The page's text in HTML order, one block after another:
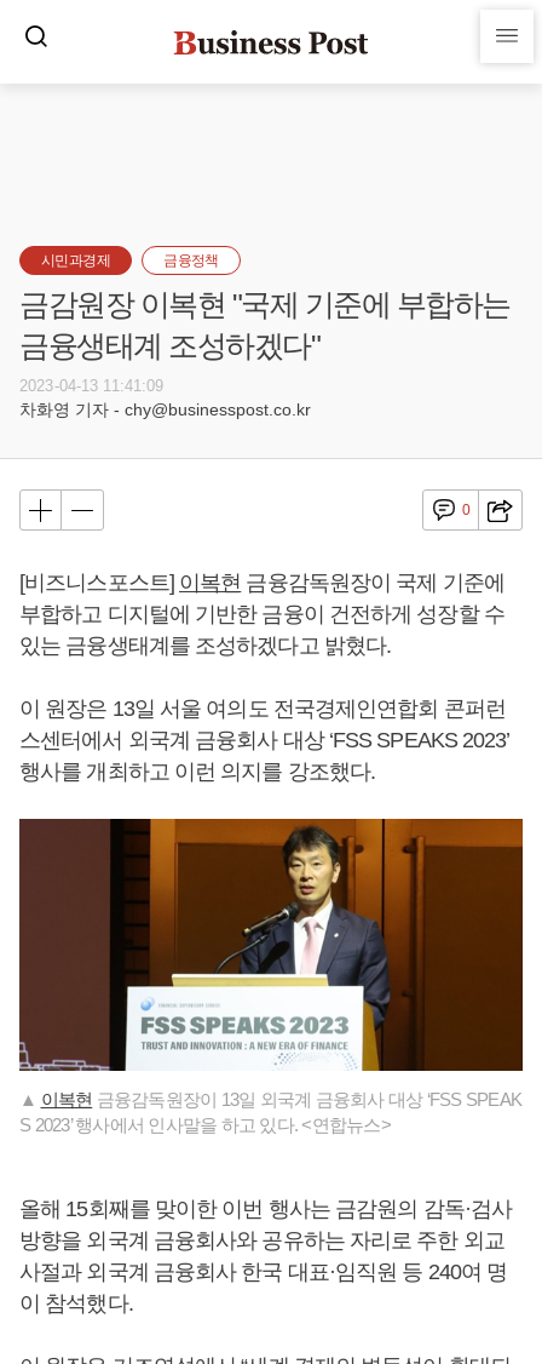
시민과경제 금융정책
금감원장 이복현 "국제 기준에 부합하는
금융생태계 조성하겠다"
2023-04-13 11:41:09
차화영 기자 - chy@businesspost.co.kr
0
[비즈니스포스트] 이복현 금융감독원장이 국제 기준에
부합하고 디지털에 기반한 금융이 건전하게 성장할 수
있는 금융생태계를 조성하겠다고 밝혔다.
이 원장은 13일 서울 여의도 전국경제인연합회 콘퍼런
스센터에서 외국계 금융회사 대상 ‘FSS SPEAKS 2023’
행사를 개최하고 이런 의지를 강조했다.
▲ 이복현 금융감독원장이 13일 외국계 금융회사 대상 ‘FSS SPEAK
S 2023’ 행사에서 인사말을 하고 있다. <연합뉴스>
올해 15회째를 맞이한 이번 행사는 금감원의 감독·검사
방향을 외국계 금융회사와 공유하는 자리로 주한 외교
사절과 외국계 금융회사 한국 대표·임직원 등 240여 명
이 참석했다.